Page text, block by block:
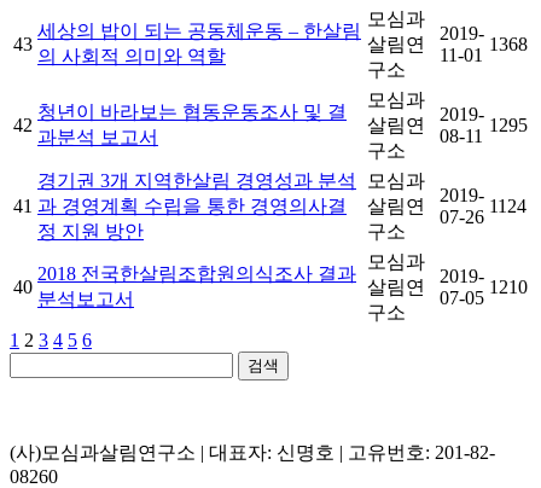
43
세상의 밥이 되는 공동체운동 – 한살림
의 사회적 의미와 역할
모심과
살림연
구소
2019-
11-01
1368
42
청년이 바라보는 협동운동조사 및 결
과분석 보고서
모심과
살림연
구소
2019-
08-11
1295
41
경기권 3개 지역한살림 경영성과 분석
과 경영계획 수립을 통한 경영의사결
정 지원 방안
모심과
살림연
구소
2019-
07-26
1124
40
2018 전국한살림조합원의식조사 결과
분석보고서
모심과
살림연
구소
2019-
07-05
1210
1 2 3 4 5 6
검색
(사)모심과살림연구소 | 대표자: 신명호 | 고유번호: 201-82-
08260